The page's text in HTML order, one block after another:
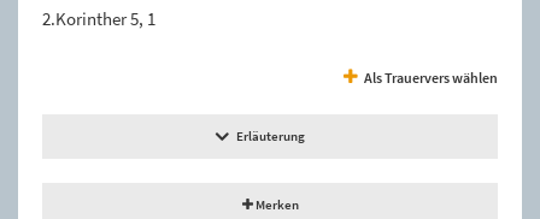
2.Korinther 5, 1
Als Trauervers wählen
Erläuterung
Merken